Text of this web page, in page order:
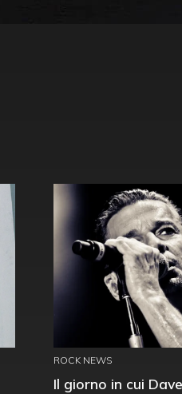
ROCK NEWS
Il giorno in cui